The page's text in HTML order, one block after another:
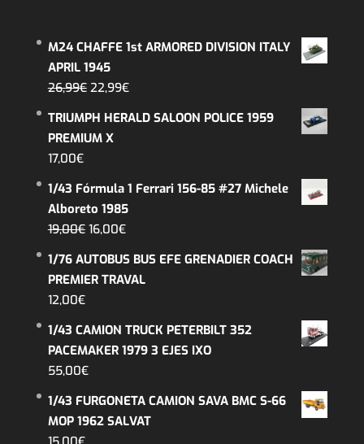
M24 CHAFFE 1st ARMORED DIVISION ITALY
APRIL 1945
26,99€ El
original
era:
22,99€El
actual
TRIUMPH HERALD SALOON POLICE 1959
PREMIUM X
17,00€
1/43 Fórmula 1 Ferrari 156-85 #27 Michele
Alboreto 1985
19,00€ El
original
era:
16,00€El
actual
es:
1/76 AUTOBUS BUS EFE GRENADIER COACH
PREMIER TRAVAL
12,00€
1/43 CAMION TRUCK PETERBILT 352
PACEMAKER 1979 3 EJES IXO
55,00€
1/43 FURGONETA CAMION SAVA BMC S-66
MOP 1962 SALVAT